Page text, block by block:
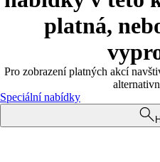
platná,
Pro zobrazení platných akcí
Speciální nabídky